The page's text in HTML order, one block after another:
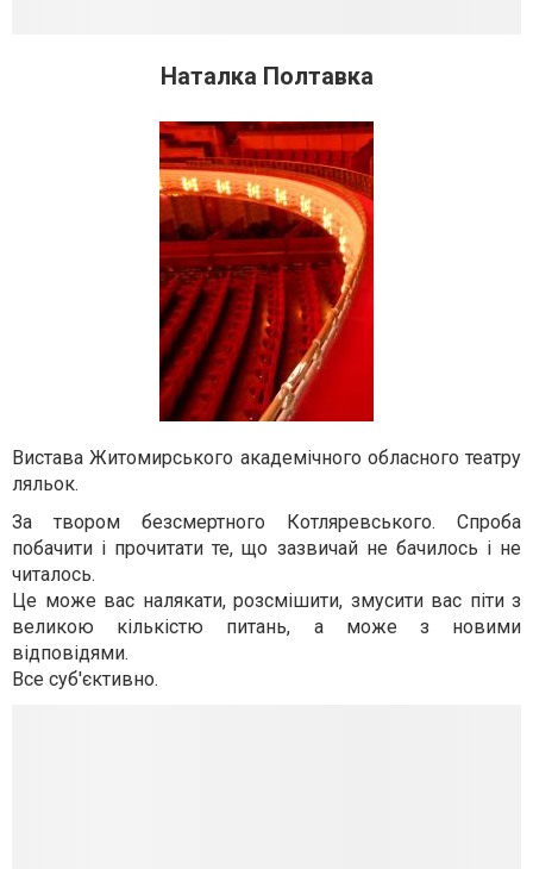
Наталка Полтавка
ВиставаЖитомирського академічного обласного театру
ляльок.
За твором безсмертного Котляревського. Спроба
побачити і прочитати те, що зазвичай не бачилось і не
читалось.
Це може вас налякати, розсмішити, змусити вас піти з
великою кількістю питань, а може з новими
відповідями.
Все суб'єктивно.